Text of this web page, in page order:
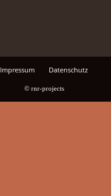
Impressum Datenschutz
© rnr-projects